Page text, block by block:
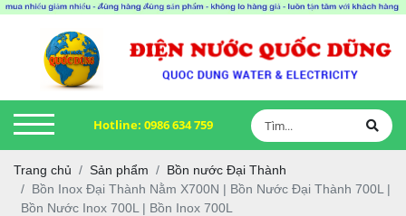
Hotline: 0986 634 759
Trang chủ Sản phẩm
Bồn nước Đại Thành
Bồn Inox Đại Thành Nằm X700N | Bồn Nước Đại Thành 700L |
Bồn Nước Inox 700L | Bồn Inox 700L